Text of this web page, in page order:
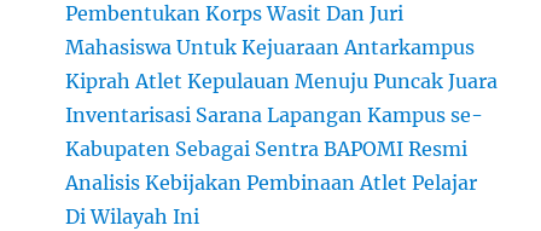
Pembentukan Korps Wasit Dan Juri
Mahasiswa Untuk Kejuaraan Antarkampus
Kiprah Atlet Kepulauan Menuju Puncak Juara
Inventarisasi Sarana Lapangan Kampus se-
Kabupaten Sebagai Sentra BAPOMI Resmi
Analisis Kebijakan Pembinaan Atlet Pelajar
Di Wilayah Ini